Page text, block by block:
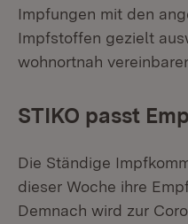
Impfungen mit den
Impfstoffen gezielt
wohnortnah
STIKO passt
Die Ständige
dieser Woche ihre
Demnach wird zur